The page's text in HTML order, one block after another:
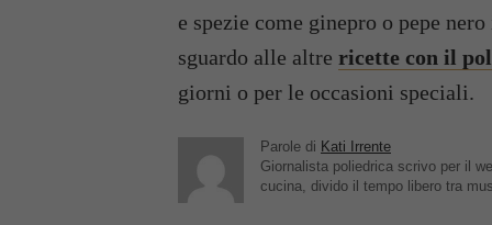
e spezie come ginepro o pepe
sguardo alle altre ricette con il
giorni o per le occasioni speciali.
Parole di Kati Irrente
Giornalista poliedrica scrivo per il
cucina, divido il tempo libero tra